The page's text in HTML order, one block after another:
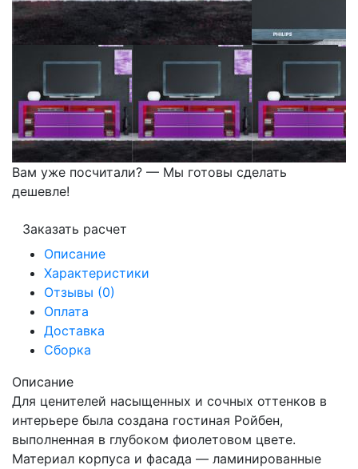
Вам уже посчитали? — Мы готовы сделать
дешевле!
Заказать расчет
Описание
Характеристики
Отзывы (0)
Оплата
Доставка
Сборка
Описание
Для ценителей насыщенных и сочных оттенков в
интерьере была создана гостиная Ройбен,
выполненная в глубоком фиолетовом цвете.
Материал корпуса и фасада — ламинированные